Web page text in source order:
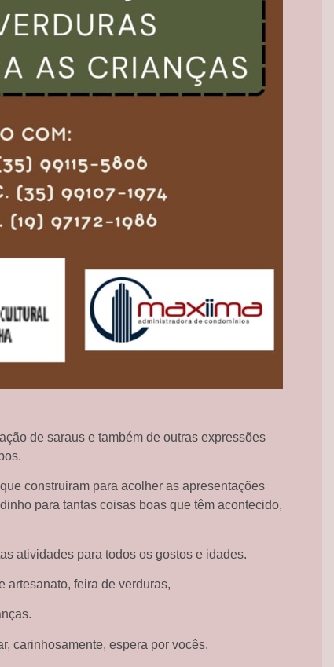
de saraus e também de outras expressões
construiram para acolher as apresentações
para tantas coisas boas que têm acontecido,
atividades para todos os gostos e idades.
artesanato, feira de verduras,
carinhosamente, espera por vocês.